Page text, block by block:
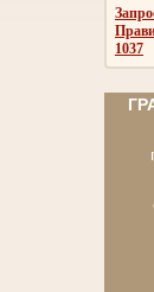
1037